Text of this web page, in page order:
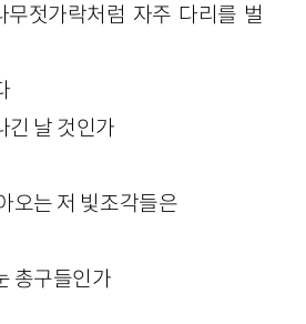
무젓가락처럼 자주 다리를 벌
긴 날 것인가
오는 저 빛조각들은
총구들인가